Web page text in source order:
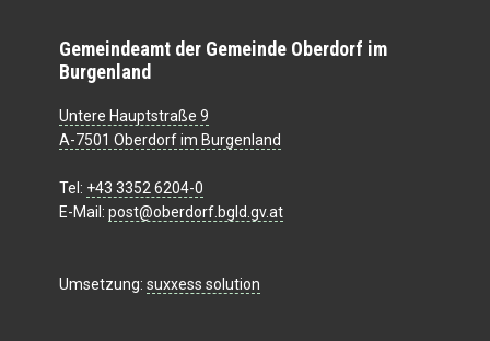
Gemeindeamt der Gemeinde Oberdorf im
Burgenland
Untere Hauptstraße 9
A-7501 Oberdorf im Burgenland
Tel: +43 3352 6204-0
E-Mail: post@oberdorf.bgld.gv.at
Umsetzung: suxxess solution